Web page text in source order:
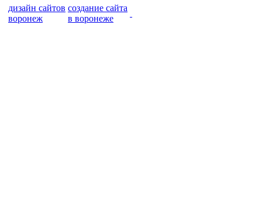
дизайн сайтов
воронеж
создание сайта
в воронеже